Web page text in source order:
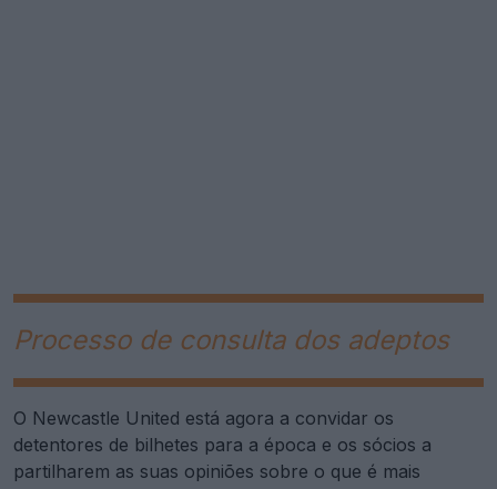
Processo de consulta dos adeptos
O Newcastle United está agora a convidar os
detentores de bilhetes para a época e os sócios a
partilharem as suas opiniões sobre o que é mais